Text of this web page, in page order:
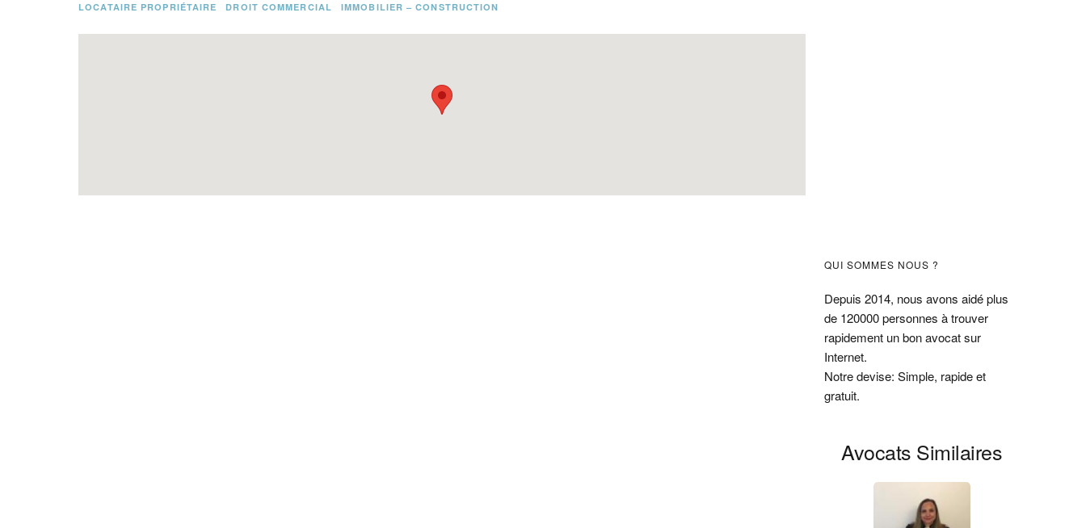
LOCATAIRE PROPRIÉTAIRE DROIT COMMERCIAL IMMOBILIER – CONSTRUCTION
Barre
latérale
principale
QUI SOMMES NOUS ?
Depuis 2014, nous avons aidé plus
de 120000 personnes à trouver
rapidement un bon avocat sur
Internet.
Notre devise: Simple, rapide et
gratuit.
Avocats Similaires